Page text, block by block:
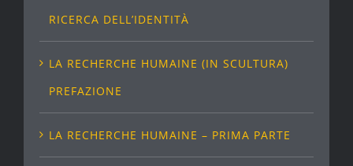
RICERCA DELL’IDENTITÀ
LA RECHERCHE HUMAINE (IN SCULTURA)
PREFAZIONE
LA RECHERCHE HUMAINE – PRIMA PARTE